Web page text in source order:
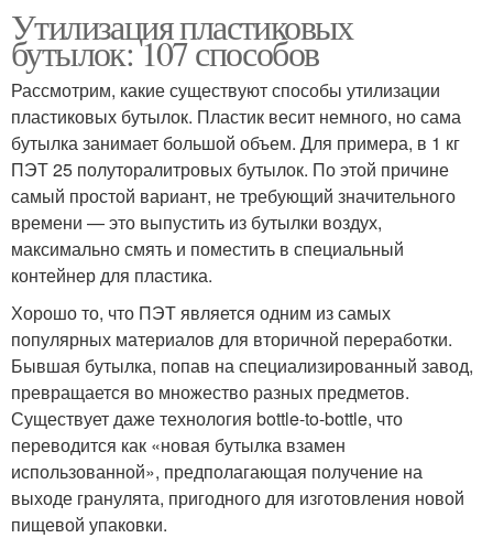
Утилизация пластиковых
бутылок: 107 способов
Рассмотрим, какие существуют способы утилизации
пластиковых бутылок. Пластик весит немного, но сама
бутылка занимает большой объем. Для примера, в 1 кг
ПЭТ 25 полуторалитровых бутылок. По этой причине
самый простой вариант, не требующий значительного
времени — это выпустить из бутылки воздух,
максимально смять и поместить в специальный
контейнер для пластика.
Хорошо то, что ПЭТ является одним из самых
популярных материалов для вторичной переработки.
Бывшая бутылка, попав на специализированный завод,
превращается во множество разных предметов.
Существует даже технология bottle-to-bottle, что
переводится как «новая бутылка взамен
использованной», предполагающая получение на
выходе гранулята, пригодного для изготовления новой
пищевой упаковки.